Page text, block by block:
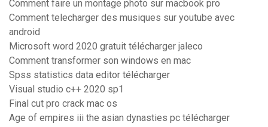
Comment faire un montage photo sur macbook pro
Comment telecharger des musiques sur youtube avec
android
Microsoft word 2020 gratuit télécharger jaleco
Comment transformer son windows en mac
Spss statistics data editor télécharger
Visual studio c++ 2020 sp1
Final cut pro crack mac os
Age of empires iii the asian dynasties pc télécharger